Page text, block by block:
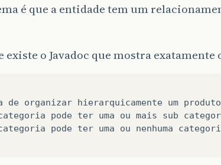
static List<Categoria>
int getId() {
int getIdPai()
{
return
idPai
é que a entidade tem um
existe o Javadoc que mostra
de organizar hierarquicamente um produto
pode ter uma ou mais sub
pode ter uma ou nenhuma